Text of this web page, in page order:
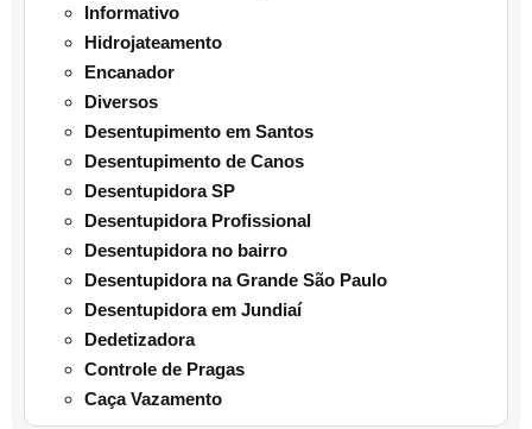
Informativo
Hidrojateamento
Encanador
Diversos
Desentupimento em Santos
Desentupimento de Canos
Desentupidora SP
Desentupidora Profissional
Desentupidora no bairro
Desentupidora na Grande São Paulo
Desentupidora em Jundiaí
Dedetizadora
Controle de Pragas
Caça Vazamento